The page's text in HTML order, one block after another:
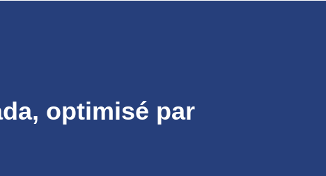
optimisé par